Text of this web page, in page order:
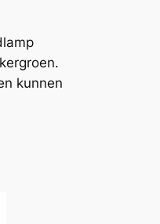
kunnen